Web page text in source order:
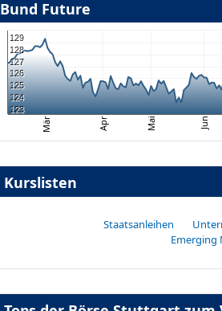
Bund Future
Mär Apr Mai Jun
123
124
125
126
127
128
129
Kurslisten
Staatsanleihen
Emerging